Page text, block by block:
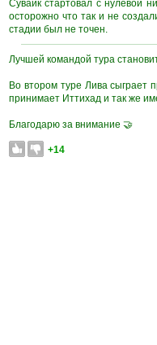
Суваик стартовал с нулевой
осторожно что так и не
стадии был не точен.
Лучшей командой тура
Во втором туре Лива сыграет
принимает Иттихад и так же
Благодарю за внимание 🤝
+14